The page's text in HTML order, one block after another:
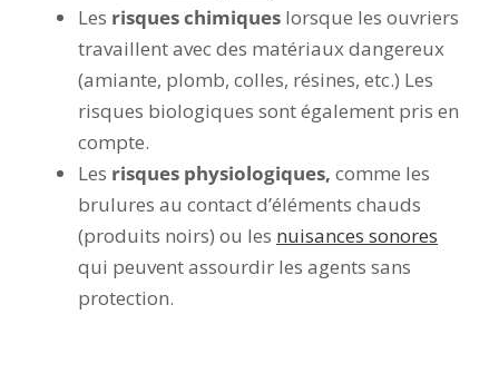
Les risques chimiques lorsque les ouvriers
travaillent avec des matériaux dangereux
(amiante, plomb, colles, résines, etc.) Les
risques biologiques sont également pris en
compte.
Les risques physiologiques, comme les
brulures au contact d’éléments chauds
(produits noirs) ou les nuisances sonores
qui peuvent assourdir les agents sans
protection.